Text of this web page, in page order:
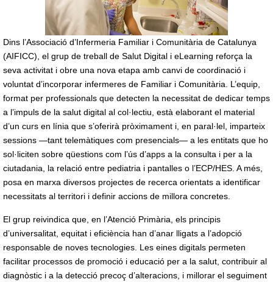
Dins l’Associació d’Infermeria Familiar i Comunitària de Catalunya
(AIFICC), el grup de treball de Salut Digital i eLearning reforça la
seva activitat i obre una nova etapa amb canvi de coordinació i
voluntat d’incorporar infermeres de Familiar i Comunitària. L’equip,
format per professionals que detecten la necessitat de dedicar temps
a l’impuls de la salut digital al col·lectiu, està elaborant el material
d’un curs en línia que s’oferirà pròximament i, en paral·lel, imparteix
sessions —tant telemàtiques com presencials— a les entitats que ho
sol·liciten sobre qüestions com l’ús d’apps a la consulta i per a la
ciutadania, la relació entre pediatria i pantalles o l’ECP/HES. A més,
posa en marxa diversos projectes de recerca orientats a identificar
necessitats al territori i definir accions de millora concretes.
El grup reivindica que, en l’Atenció Primària, els principis
d’universalitat, equitat i eficiència han d’anar lligats a l’adopció
responsable de noves tecnologies. Les eines digitals permeten
facilitar processos de promoció i educació per a la salut, contribuir al
diagnòstic i a la detecció precoç d’alteracions, i millorar el seguiment